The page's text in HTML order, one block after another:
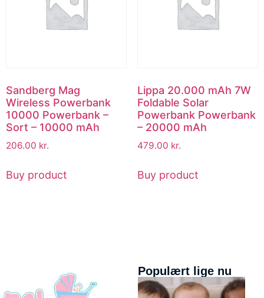
Sandberg Mag
Wireless Powerbank
10000 Powerbank –
Sort – 10000 mAh
206.00 kr.
Buy product
Lippa 20.000 mAh 7W
Foldable Solar
Powerbank Powerbank
– 20000 mAh
479.00 kr.
Buy product
Populært lige nu